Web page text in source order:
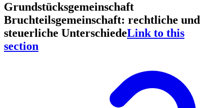
Grundstücksgemeinschaft
Bruchteilsgemeinschaft: rechtliche und
steuerliche UnterschiedeLink to this
section